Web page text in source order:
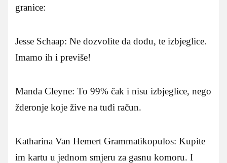
granice:
Jesse Schaap: Ne dozvolite da dođu, te izbjeglice.
Imamo ih i previše!
Manda Cleyne: To 99% čak i nisu izbjeglice, nego
žderonje koje žive na tuđi račun.
Katharina Van Hemert Grammatikopulos: Kupite
im kartu u jednom smjeru za gasnu komoru. I